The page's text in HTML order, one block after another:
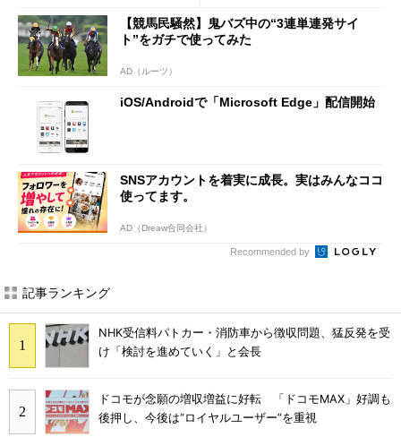
【競馬民騒然】鬼バズ中の“3連単連発サイ
ト”をガチで使ってみた
AD（ルーツ）
iOS/Androidで「Microsoft Edge」配信開始
SNSアカウントを着実に成長。実はみんなココ
使ってます。
AD（Dreaw合同会社）
Recommended by
記事ランキング
NHK受信料パトカー・消防車から徴収問題、猛反発を受
け「検討を進めていく」と会長
ドコモが念願の増収増益に好転 「ドコモMAX」好調も
後押し、今後は“ロイヤルユーザー”を重視